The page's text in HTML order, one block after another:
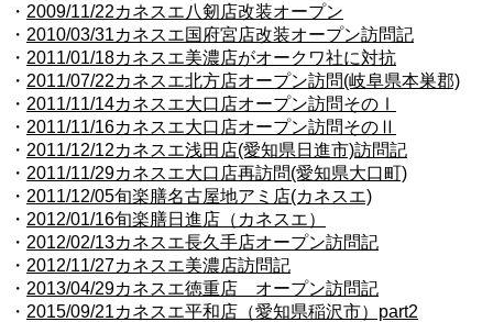
・ 2009/11/22カネスエ八剱店改装オープン
・ 2010/03/31カネスエ国府宮店改装オープン訪問記
・ 2011/01/18カネスエ美濃店がオークワ社に対抗
・ 2011/07/22カネスエ北方店オープン訪問(岐阜県本巣郡)
・ 2011/11/14カネスエ大口店オープン訪問そのⅠ
・ 2011/11/16カネスエ大口店オープン訪問そのⅡ
・ 2011/12/12カネスエ浅田店(愛知県日進市)訪問記
・ 2011/11/29カネスエ大口店再訪問(愛知県大口町)
・ 2011/12/05旬楽膳名古屋地アミ店(カネスエ)
・ 2012/01/16旬楽膳日進店（カネスエ）
・ 2012/02/13カネスエ長久手店オープン訪問記
・ 2012/11/27カネスエ美濃店訪問記
・ 2013/04/29カネスエ徳重店 オープン訪問記
・ 2015/09/21カネスエ平和店（愛知県稲沢市）part2